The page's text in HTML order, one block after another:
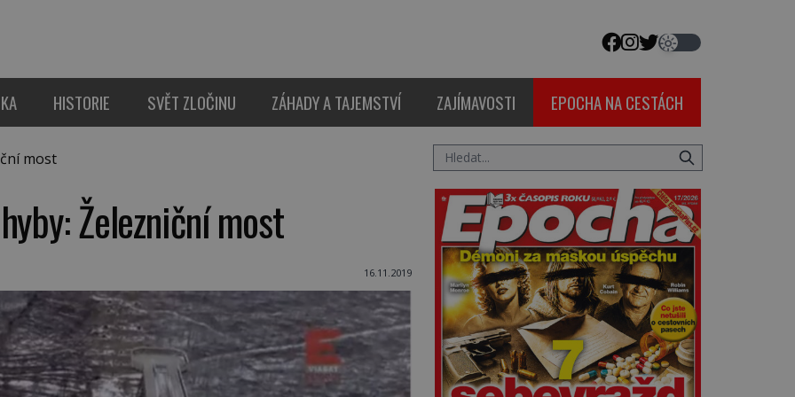
HISTORIE SVĚT ZLOČINU ZÁHADY A TAJEMSTVÍ ZAJÍMAVOSTI EPOCHA NA CESTÁCH
most
Železniční most
16.11.2019